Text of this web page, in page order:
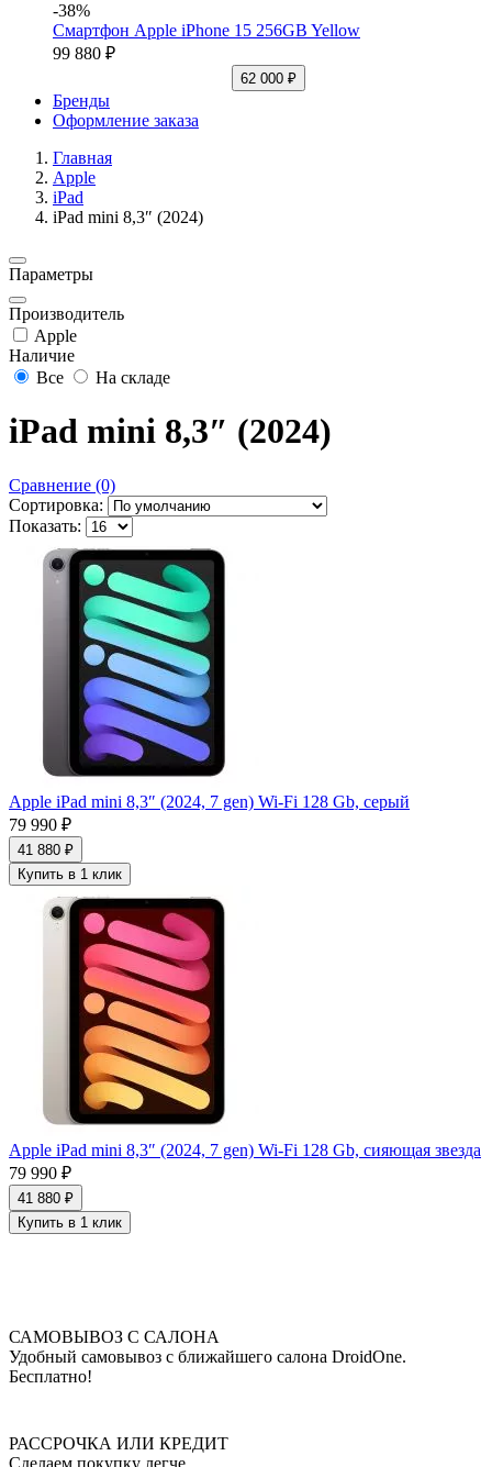
-38%
Смартфон Apple iPhone 15 256GB Yellow
99 880 ₽
62 000 ₽
Бренды
Оформление заказа
Главная
Apple
iPad
iPad mini 8,3″ (2024)
Параметры
Производитель
Apple
Наличие
Все
На складе
iPad mini 8,3″ (2024)
Сравнение (0)
Сортировка:
Показать:
Apple iPad mini 8,3″ (2024, 7 gen) Wi-Fi 128 Gb, серый
79 990 ₽
41 880 ₽
Купить в 1 клик
Apple iPad mini 8,3″ (2024, 7 gen) Wi-Fi 128 Gb, сияющая звезда
79 990 ₽
41 880 ₽
Купить в 1 клик
САМОВЫВОЗ С САЛОНА
Удобный самовывоз с ближайшего салона DroidOne.
Бесплатно!
РАССРОЧКА ИЛИ КРЕДИТ
Сделаем покупку легче